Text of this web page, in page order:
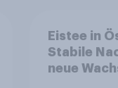
Eistee in
Stabile
neue